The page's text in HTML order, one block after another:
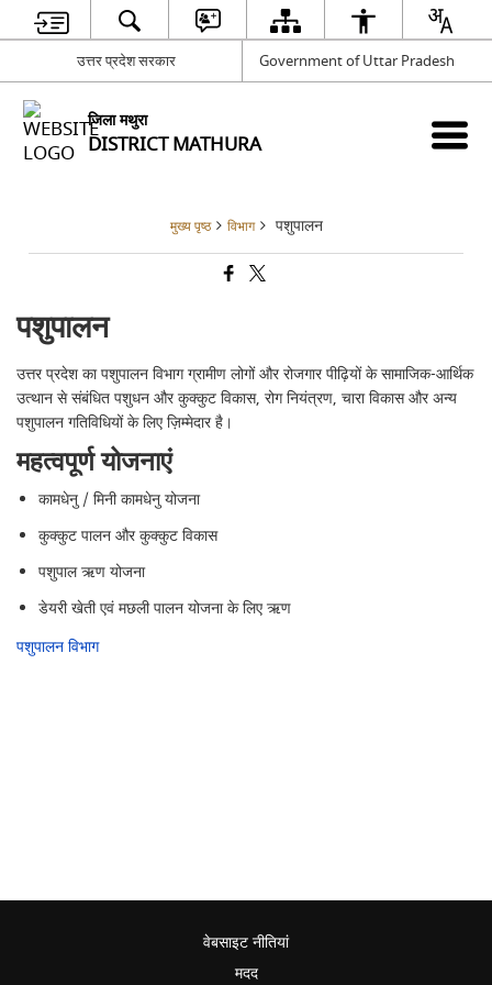
उत्तर प्रदेश सरकार Government of Uttar Pradesh
जिला मथुरा
DISTRICT MATHURA
मुख्य पृष्ठ विभाग पशुपालन
पशुपालन
उत्तर प्रदेश का पशुपालन विभाग ग्रामीण लोगों और रोजगार पीढ़ियों के सामाजिक-आर्थिक
उत्थान से संबंधित पशुधन और कुक्कुट विकास, रोग नियंत्रण, चारा विकास और अन्य
पशुपालन गतिविधियों के लिए ज़िम्मेदार है।
महत्वपूर्ण योजनाएं
कामधेनु / मिनी कामधेनु योजना
कुक्कुट पालन और कुक्कुट विकास
पशुपाल ऋण योजना
डेयरी खेती एवं मछली पालन योजना के लिए ऋण
पशुपालन विभाग
वेबसाइट नीतियां
मदद